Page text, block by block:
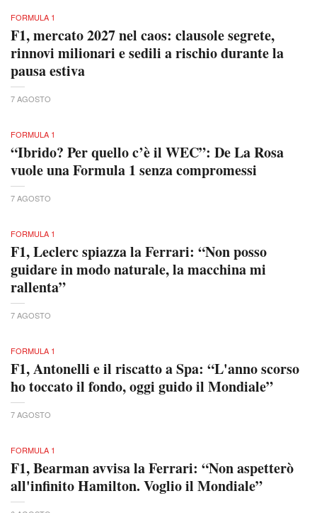
FORMULA 1
F1, mercato 2027 nel caos: clausole segrete,
rinnovi milionari e sedili a rischio durante la
pausa estiva
7 AGOSTO
FORMULA 1
“Ibrido? Per quello c’è il WEC”: De La Rosa
vuole una Formula 1 senza compromessi
7 AGOSTO
FORMULA 1
F1, Leclerc spiazza la Ferrari: “Non posso
guidare in modo naturale, la macchina mi
rallenta”
7 AGOSTO
FORMULA 1
F1, Antonelli e il riscatto a Spa: “L'anno scorso
ho toccato il fondo, oggi guido il Mondiale”
7 AGOSTO
FORMULA 1
F1, Bearman avvisa la Ferrari: “Non aspetterò
all'infinito Hamilton. Voglio il Mondiale”